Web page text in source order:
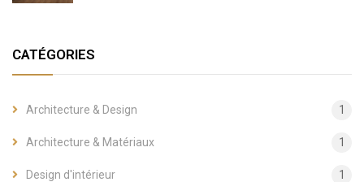
CATÉGORIES
Architecture & Design 1
Architecture & Matériaux 1
Design d'intérieur 1